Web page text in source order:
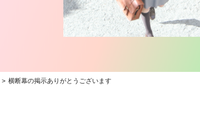
横断幕の掲示ありがとうございます